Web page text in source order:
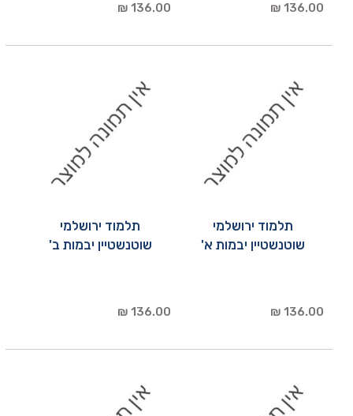
136.00 ₪
136.00 ₪
תלמוד ירושלמי
שוטנשטיין יבמות א'
136.00 ₪
תלמוד ירושלמי
שוטנשטיין יבמות ב'
136.00 ₪